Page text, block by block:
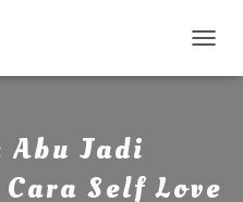
O
A
Jadi
Self Love